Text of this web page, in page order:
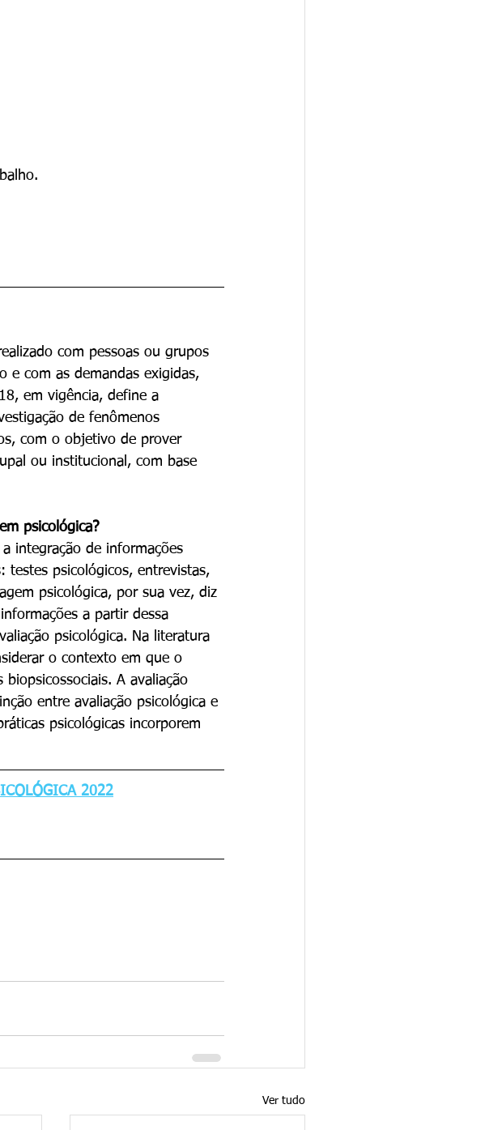
com pessoas ou grupos
e com as demandas exigidas,
em vigência, define a
de fenômenos
com o objetivo de prover
ou institucional, com base
psicológica?
testes psicológicos, entrevistas,
psicológica, por sua vez, diz
a partir dessa
psicológica. Na literatura
o contexto em que o
A avaliação
entre avaliação psicológica e
psicológicas incorporem
2022
Ver tudo